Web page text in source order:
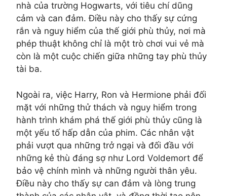
nhà của trường Hogwarts, với tiêu chí dũng
cảm và can đảm. Điều này cho thấy sự cứng
rắn và nguy hiểm của thế giới phù thủy, nơi mà
phép thuật không chỉ là một trò chơi vui vẻ mà
còn là một cuộc chiến giữa những tay phù thủy
tài ba.
Ngoài ra, việc Harry, Ron và Hermione phải đối
mặt với những thử thách và nguy hiểm trong
hành trình khám phá thế giới phù thủy cũng là
một yếu tố hấp dẫn của phim. Các nhân vật
phải vượt qua những trở ngại và đối đầu với
những kẻ thù đáng sợ như Lord Voldemort để
bảo vệ chính mình và những người thân yêu.
Điều này cho thấy sự can đảm và lòng trung